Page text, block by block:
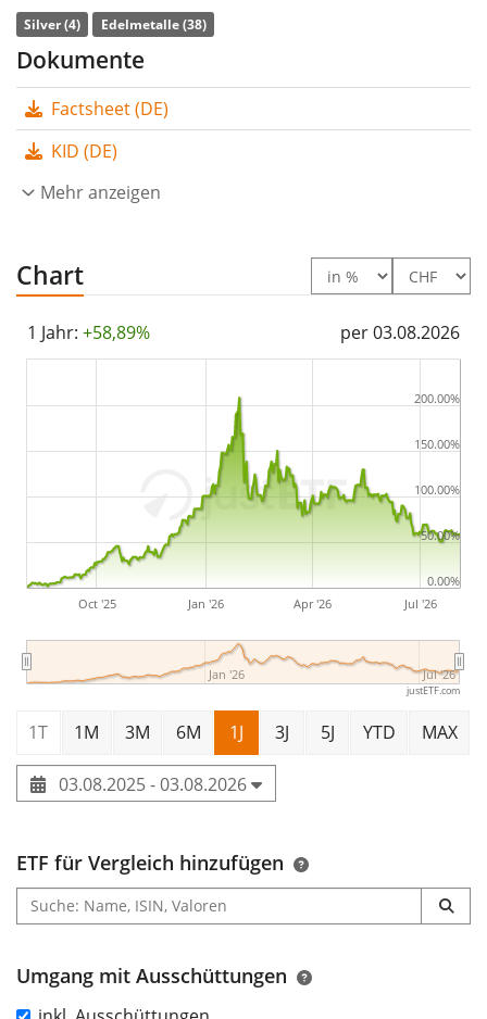
Fondsvolumen von 445 Mio. CHF
25. November 2010 in Schweiz aufgelegt
Silver (4) Edelmetalle (38)
Dokumente
Factsheet (DE)
KID (DE)
Mehr anzeigen
Chart
1 Jahr: +58,89% per 03.08.2026
Oct '25 Jan '26 Apr '26 Jul '26
Jan '26 Jul '26
0.00%
50.00%
100.00%
150.00%
200.00%
justETF.com
1T 1M 3M 6M 1J 3J 5J YTD MAX
03.08.2025 - 03.08.2026
ETF für Vergleich hinzufügen
Umgang mit Ausschüttungen